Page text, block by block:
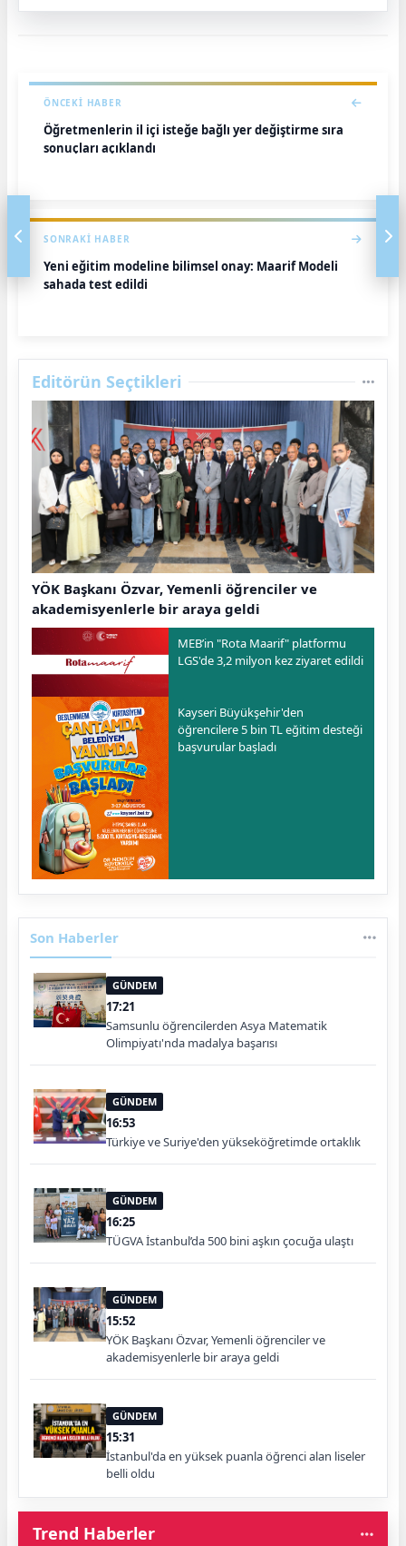
ÖNCEKI HABER
Öğretmenlerin il içi isteğe bağlı yer değiştirme sıra
sonuçları açıklandı
SONRAKI HABER
Yeni eğitim modeline bilimsel onay: Maarif Modeli
sahada test edildi
Editörün Seçtikleri
YÖK Başkanı Özvar, Yemenli öğrenciler ve
akademisyenlerle bir araya geldi
MEB’in "Rota Maarif" platformu
LGS'de 3,2 milyon kez ziyaret edildi
Kayseri Büyükşehir'den
öğrencilere 5 bin TL eğitim desteği
başvurular başladı
Son Haberler
GÜNDEM
17:21
Samsunlu öğrencilerden Asya Matematik
Olimpiyatı'nda madalya başarısı
GÜNDEM
16:53
Türkiye ve Suriye'den yükseköğretimde ortaklık
GÜNDEM
16:25
TÜGVA İstanbul’da 500 bini aşkın çocuğa ulaştı
GÜNDEM
15:52
YÖK Başkanı Özvar, Yemenli öğrenciler ve
akademisyenlerle bir araya geldi
GÜNDEM
15:31
İstanbul'da en yüksek puanla öğrenci alan liseler
belli oldu
Trend Haberler